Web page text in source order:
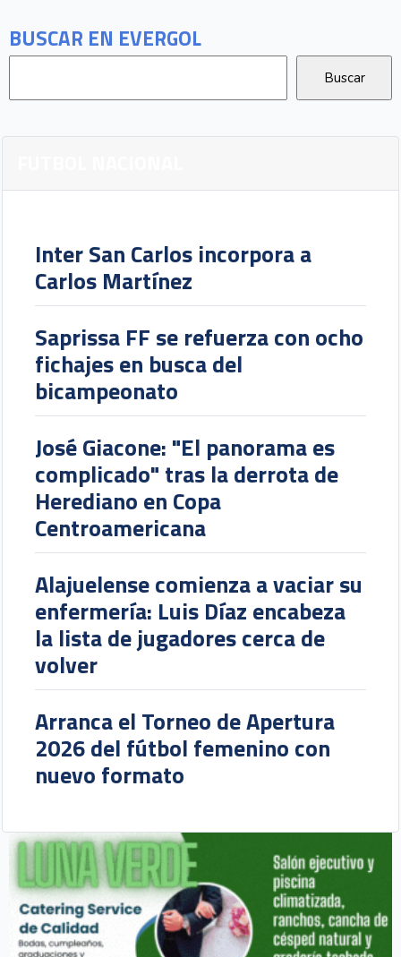
BUSCAR EN EVERGOL
Inter San Carlos incorpora a
Carlos Martínez
Saprissa FF se refuerza con ocho
fichajes en busca del
bicampeonato
José Giacone: "El panorama es
complicado" tras la derrota de
Herediano en Copa
Centroamericana
Alajuelense comienza a vaciar su
enfermería: Luis Díaz encabeza
la lista de jugadores cerca de
volver
Arranca el Torneo de Apertura
2026 del fútbol femenino con
nuevo formato